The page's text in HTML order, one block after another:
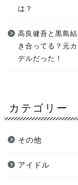
は？
高良健吾と黒島
き合ってる？元
デルだった！
カテゴリー
その他
アイドル